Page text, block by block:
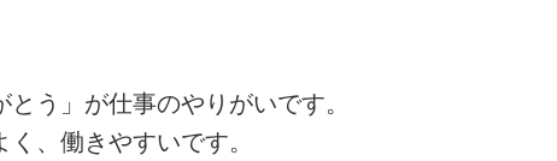
う」が仕事のやりがいです。
、働きやすいです。